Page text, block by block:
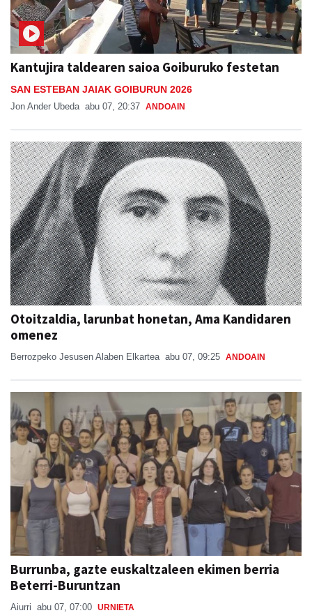
Kantujira taldearen saioa Goiburuko festetan
SAN ESTEBAN JAIAK GOIBURUN 2026
Jon Ander Ubeda abu 07, 20:37 ANDOAIN
Otoitzaldia, larunbat honetan, Ama Kandidaren
omenez
Berrozpeko Jesusen Alaben Elkartea abu 07, 09:25 ANDOAIN
Burrunba, gazte euskaltzaleen ekimen berria
Beterri-Buruntzan
Aiurri abu 07, 07:00 URNIETA